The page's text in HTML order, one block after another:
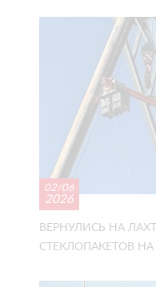
02/06
2026
ВЕРНУЛИСЬ НА
СТЕКЛОПАКЕТОВ